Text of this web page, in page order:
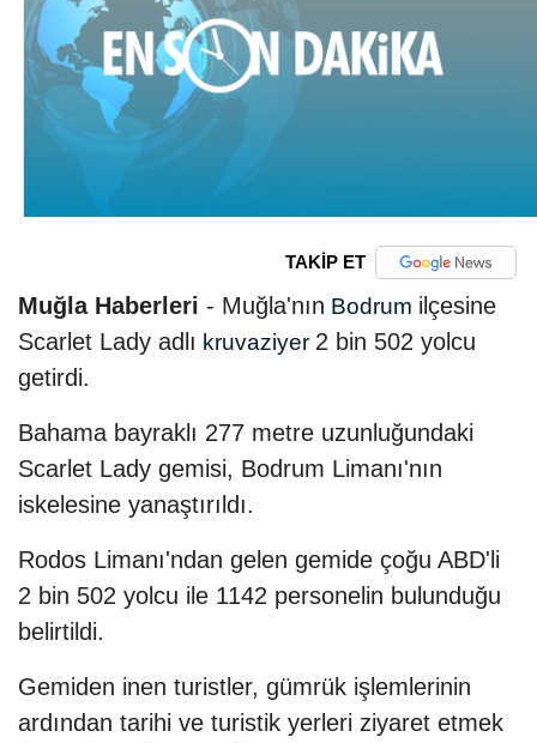
TAKİP ET
Muğla Haberleri - Muğla'nın Bodrum ilçesine
Scarlet Lady adlı kruvaziyer 2 bin 502 yolcu
getirdi.
Bahama bayraklı 277 metre uzunluğundaki
Scarlet Lady gemisi, Bodrum Limanı'nın
iskelesine yanaştırıldı.
Rodos Limanı'ndan gelen gemide çoğu ABD'li
2 bin 502 yolcu ile 1142 personelin bulunduğu
belirtildi.
Gemiden inen turistler, gümrük işlemlerinin
ardından tarihi ve turistik yerleri ziyaret etmek